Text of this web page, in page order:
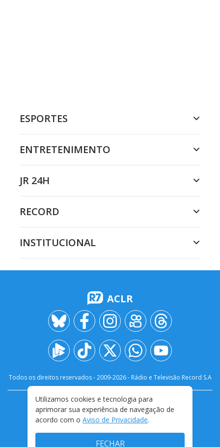
ESPORTES
ENTRETENIMENTO
JR 24H
RECORD
INSTITUCIONAL
ACLR
Todos os direitos reservados - 2009-2026- Rádio e Televisão Record S.A
FALE CONOSCO
PRIVACIDADE
TERMOS E CONDIÇÕES DE USO
Utilizamos cookies e tecnologia para
aprimorar sua experiência de navegação de
acordo com o Aviso de Privacidade.
FECHAR